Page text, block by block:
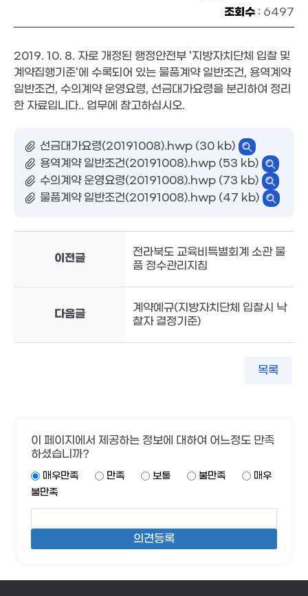
조회수 : 6497
2019. 10. 8. 자로 개정된 행정안전부 '지방자치단체 입찰 및
계약집행기준'에 수록되어 있는 물품계약 일반조건, 용역계약
일반조건, 수의계약 운영요령, 선금대가요령을 분리하여 정리
한 자료입니다.. 업무에 참고하십시오.
선금대가요령(20191008).hwp (30 kb)
용역계약 일반조건(20191008).hwp (53 kb)
수의계약 운영요령(20191008).hwp (73 kb)
물품계약 일반조건(20191008).hwp (47 kb)
이전글
전라북도 교육비특별회계 소관 물
품 정수관리지침
다음글
계약예규(지방자치단체 입찰시 낙
찰자 결정기준)
목록
이 페이지에서 제공하는 정보에 대하여 어느정도 만족
하셨습니까?
매우만족 만족 보통 불만족
매우
불만족